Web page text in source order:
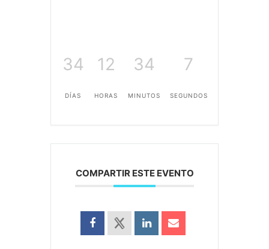
34
DÍAS
12
HORAS
34
MINUTOS
6
SEGUNDOS
COMPARTIR ESTE EVENTO